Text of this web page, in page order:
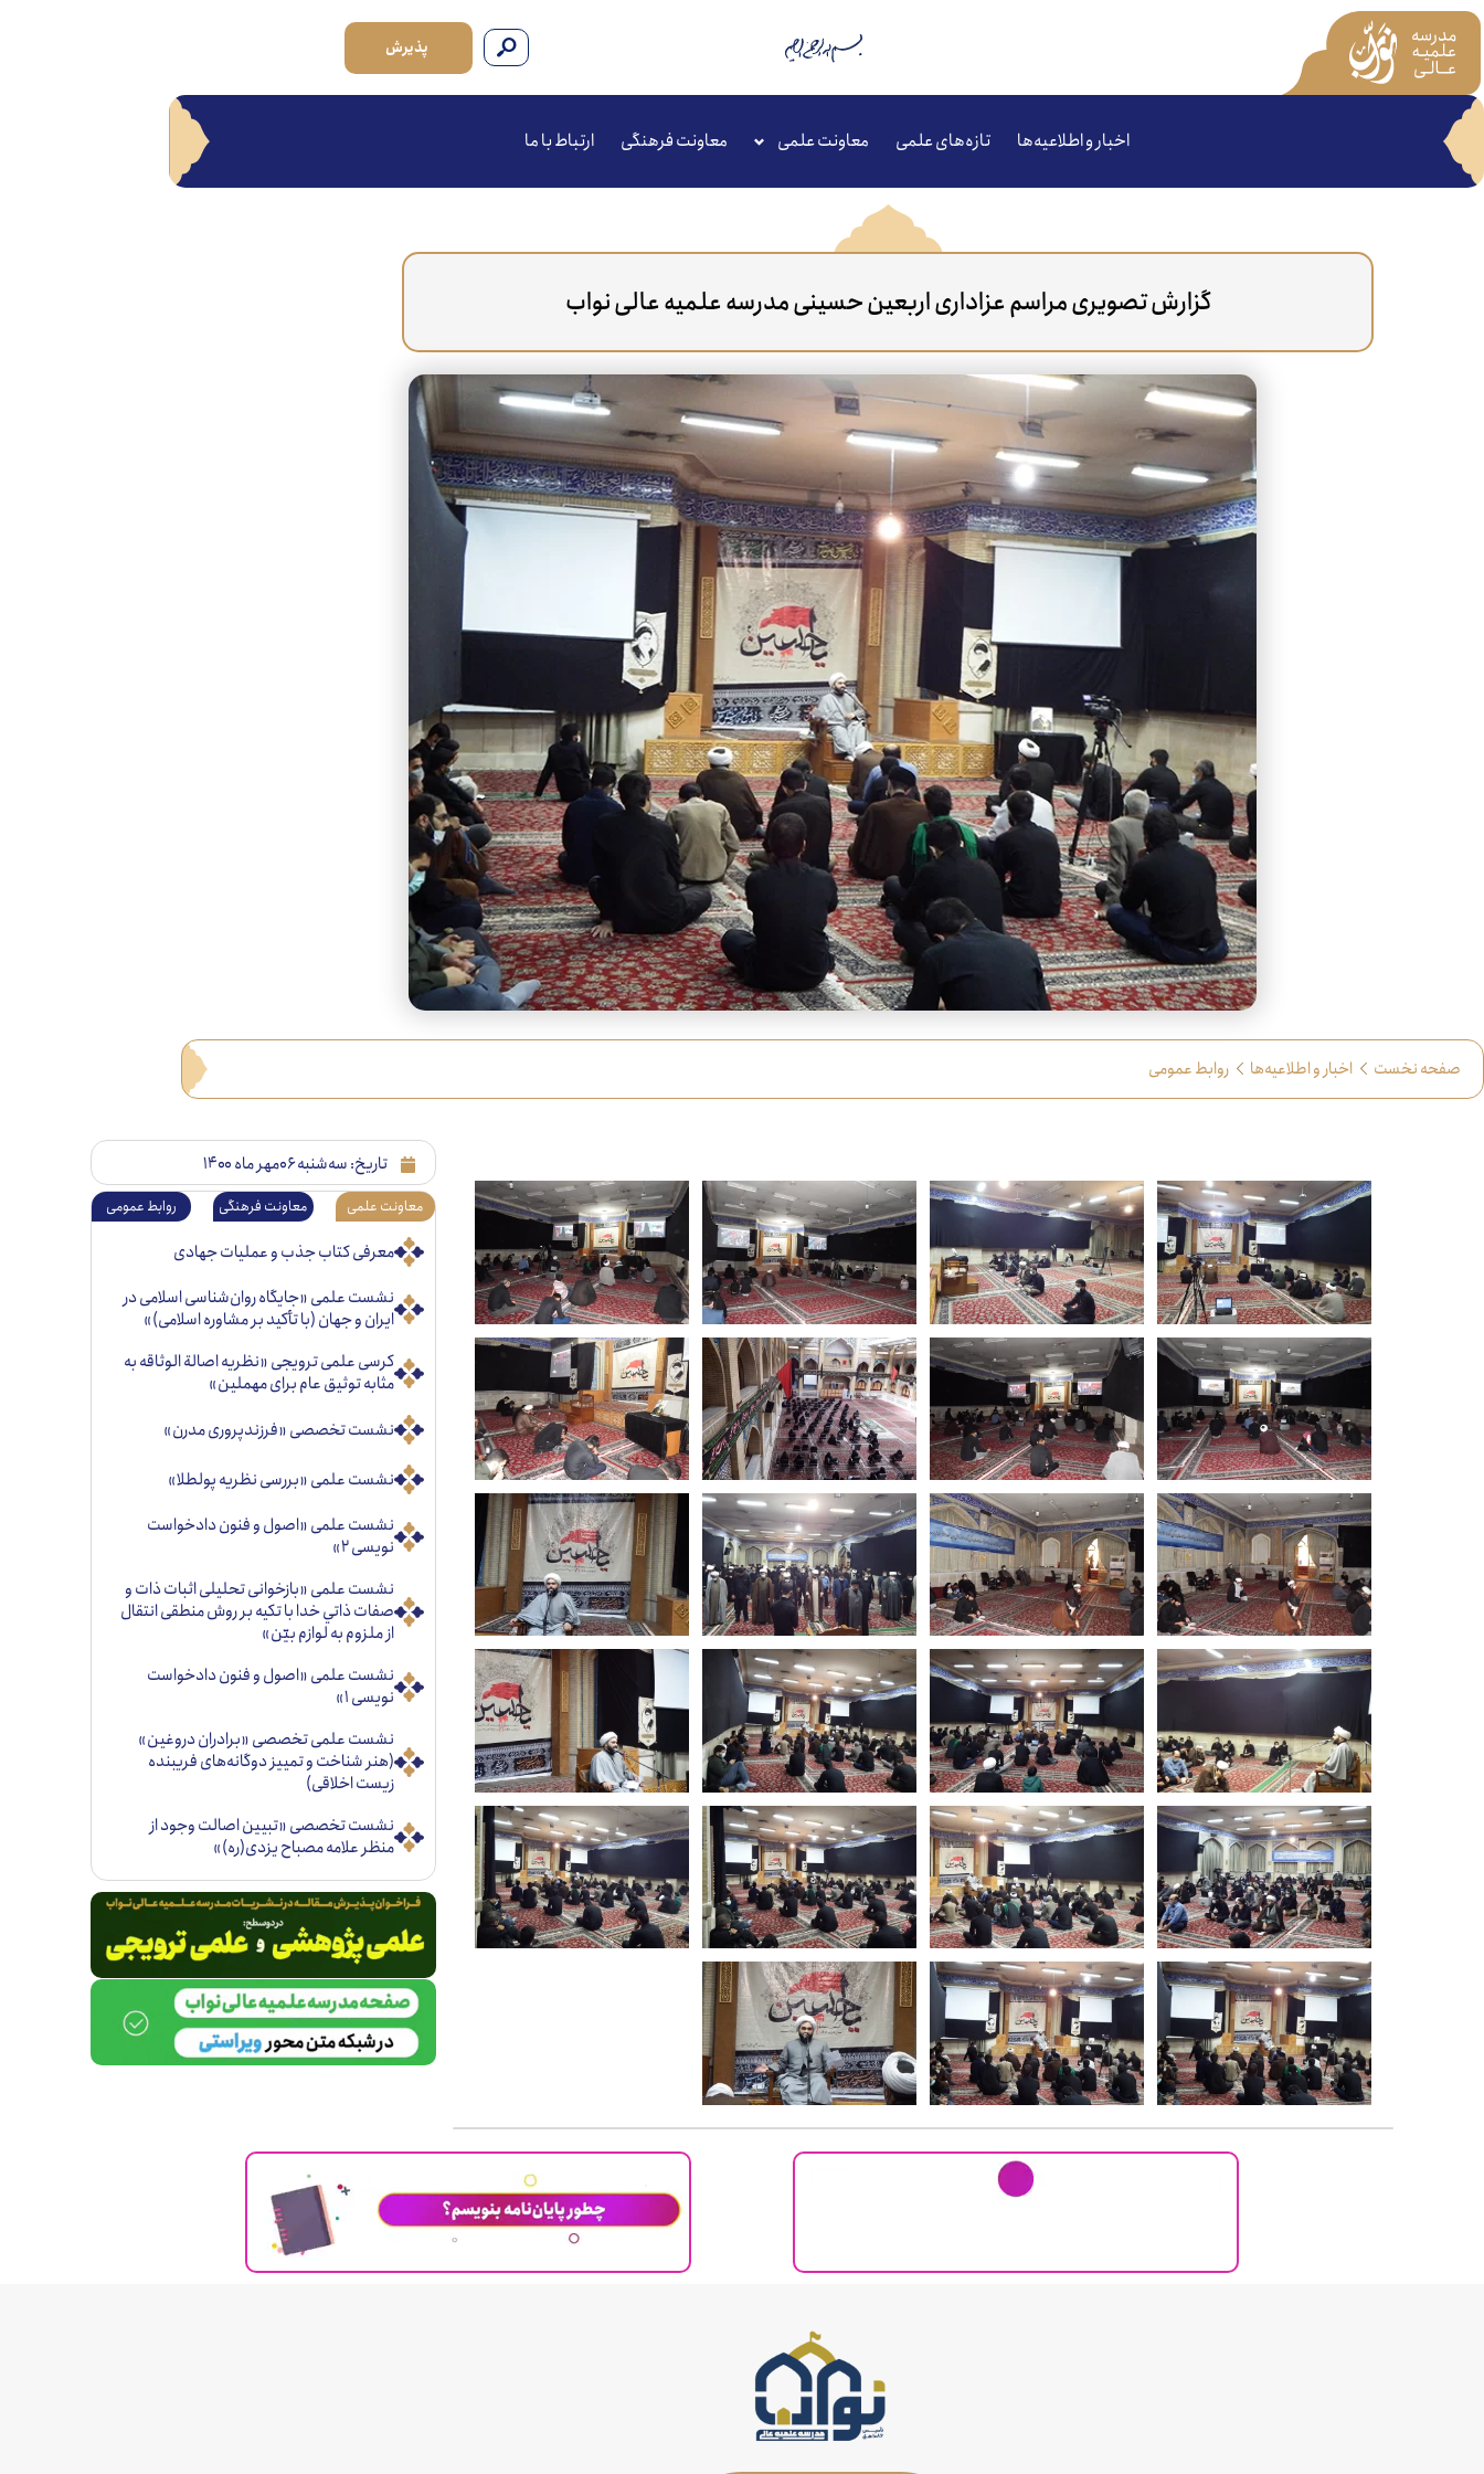
پذیرش
اخبار و اطلاعیه‌ها تازه‌های علمی معاونت علمی معاونت فرهنگی ارتباط با ما
گزارش تصویری مراسم عزاداری اربعین حسینی مدرسه علمیه عالی نواب
صفحه نخست اخبار و اطلاعیه‌ها روابط عمومی
تاریخ:سه‌شنبه ۰۶مهر ماه ۱۴۰۰
معاونت علمی معاونت فرهنگی روابط عمومی
معرفی کتاب جذب و عملیات جهادی
نشست علمی «جایگاه روان‌شناسی اسلامی در
ایران و جهان (با تأکید بر مشاوره اسلامی)»
کرسی علمی ترویجی «نظریه اصالة الوثاقه به
مثابه توثیق عام برای مهملین»
نشست تخصصی «فرزندپروری مدرن»
نشست علمی «بررسی نظریه پولطلا»
نشست علمی «اصول و فنون دادخواست
نویسی ۲»
نشست علمی «بازخوانی تحليلی اثبات ذات و
صفات ذاتي خدا با تكيه بر روش منطقی انتقال
از ملزوم به لوازم بيّن»
نشست علمی «اصول و فنون دادخواست
نویسی ۱»
نشست علمی تخصصی «برادران دروغین»
(هنر شناخت و تمییز دوگانه‌های فریبنده
زیست اخلاقی)
نشست تخصصی «تبيين اصالت وجود از
منظر علامه مصباح يزدی(ره)»